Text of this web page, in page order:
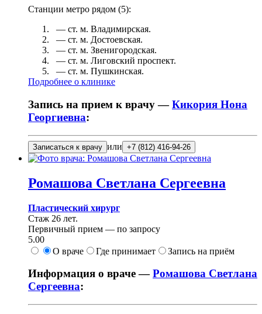
Станции метро рядом (5):
— ст. м. Владимирская.
— ст. м. Достоевская.
— ст. м. Звенигородская.
— ст. м. Лиговский проспект.
— ст. м. Пушкинская.
Подробнее о клинике
Запись на прием к врачу —Кикория Нона
Георгиевна:
Записаться к врачу или +7 (812) 416-94-26
Ромашова Светлана Сергеевна
Пластический хирург
Стаж 26 лет.
Первичный прием — по запросу
5.00
О враче
Где принимает Запись на приём
Информация о враче —Ромашова Светлана
Сергеевна: